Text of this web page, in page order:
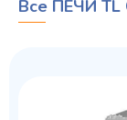
Все ПЕЧИ